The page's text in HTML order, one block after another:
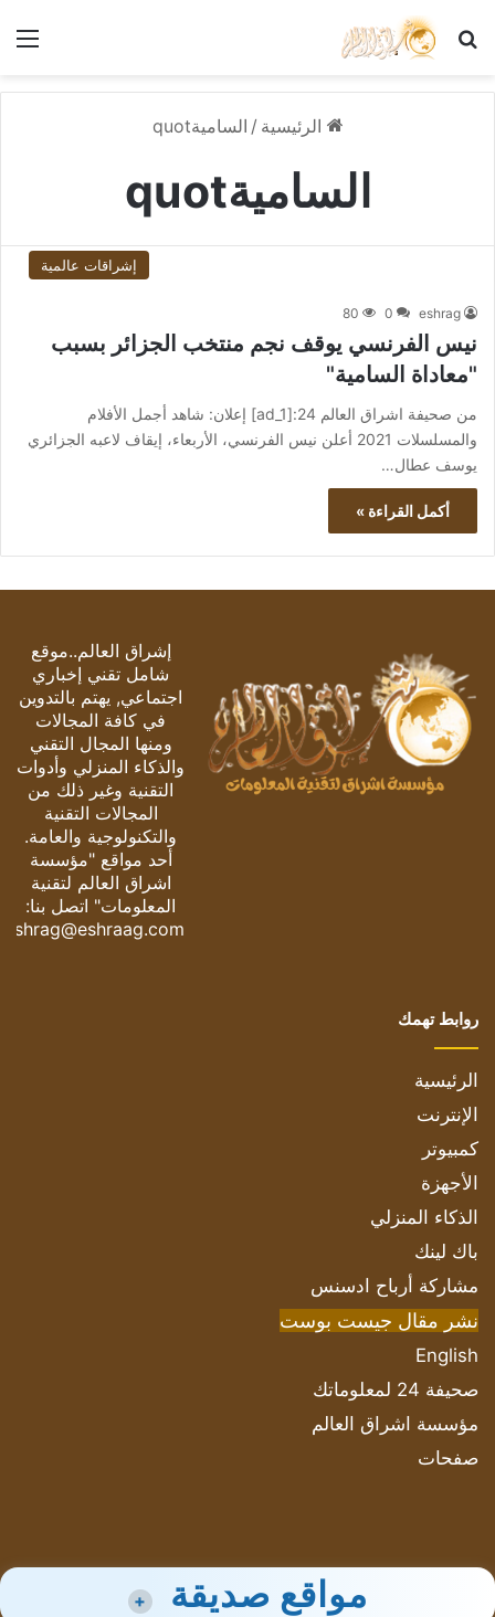
بحث عن
الرئيسية / الساميةquot
الساميةquot
إشراقات عالمية
eshrag
0
80
نيس الفرنسي يوقف نجم منتخب الجزائر بسبب
"معاداة السامية"
من صحيفة اشراق العالم 24:[ad_1] إعلان: شاهد أجمل الأفلام
والمسلسلات 2021 أعلن نيس الفرنسي، الأربعاء، إيقاف لاعبه الجزائري
يوسف عطال…
أكمل القراءة »
إشراق العالم..موقع
شامل تقني إخباري
اجتماعي, يهتم بالتدوين
في كافة المجالات
ومنها المجال التقني
والذكاء المنزلي وأدوات
التقنية وغير ذلك من
المجالات التقنية
والتكنولوجية والعامة.
أحد مواقع "مؤسسة
اشراق العالم لتقنية
المعلومات" اتصل بنا:
eshrag@eshraag.com
روابط تهمك
الرئيسية
الإنترنت
كمبيوتر
الأجهزة
الذكاء المنزلي
باك لينك
مشاركة أرباح ادسنس
نشر مقال جيست بوست
English
صحيفة 24 لمعلوماتك
مؤسسة اشراق العالم
صفحات
مواقع صديقة +